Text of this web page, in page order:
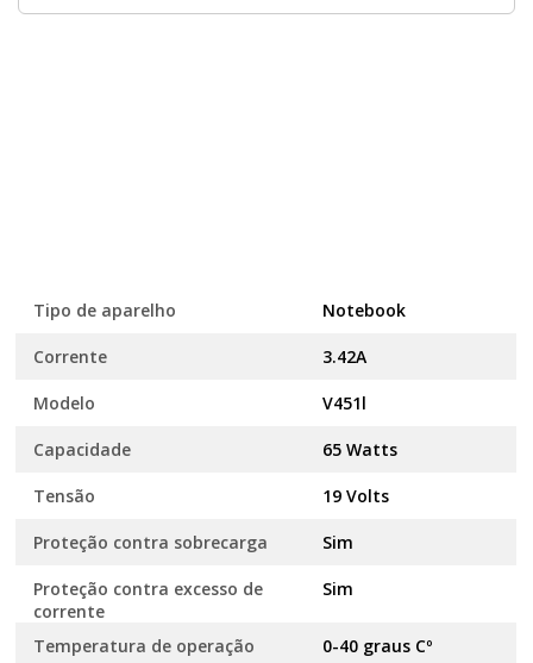
Tipo de aparelho Notebook
Corrente 3.42A
Modelo V451l
Capacidade 65 Watts
Tensão 19 Volts
Proteção contra sobrecarga Sim
Proteção contra excesso de
corrente
Sim
Temperatura de operação 0-40 graus Cº